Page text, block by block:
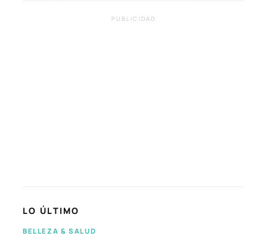
PUBLICIDAD
LO ÚLTIMO
BELLEZA & SALUD